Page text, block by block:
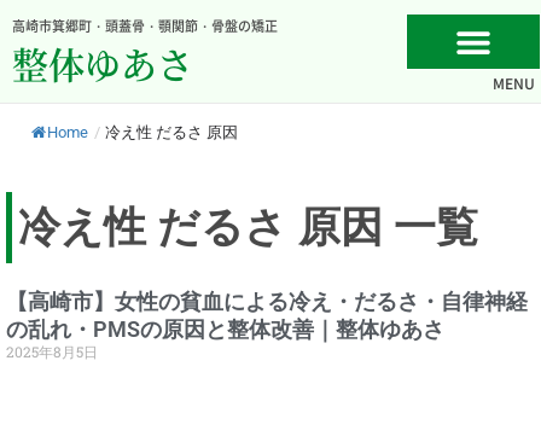
容
を
高崎市箕郷町・頭蓋骨・顎関節・骨盤の矯正
整体ゆあさ MENU
Home / 冷え性 だるさ 原因
冷え性 だるさ 原因 一覧
【高崎市】女性の貧血による冷え・だるさ・自律神経
の乱れ・PMSの原因と整体改善｜整体ゆあさ
2025年8月5日